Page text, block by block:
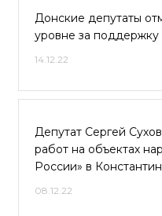
Донские депутаты
уровне за
14.12.22
Депутат Сергей
работ на объектах
России» в
08.12.22